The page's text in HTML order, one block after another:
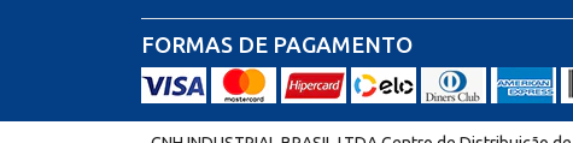
FORMAS DE PAGAMENTO